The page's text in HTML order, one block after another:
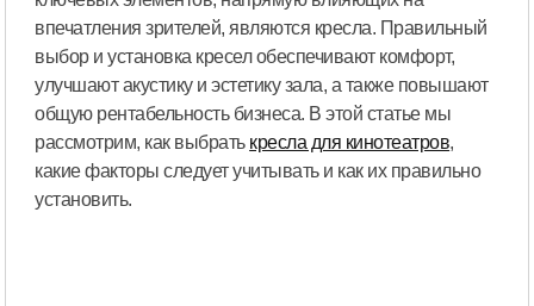
впечатления зрителей, являются кресла. Правильный
выбор и установка кресел обеспечивают комфорт,
улучшают акустику и эстетику зала, а также повышают
общую рентабельность бизнеса. В этой статье мы
рассмотрим, как выбрать кресла для кинотеатров,
какие факторы следует учитывать и как их правильно
установить.